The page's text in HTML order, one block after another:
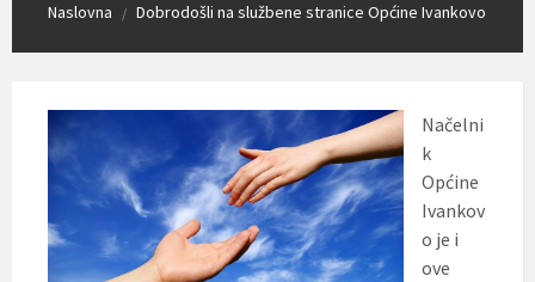
Naslovna / Dobrodošli na službene stranice Općine Ivankovo
Načelni
k
Općine
Ivankov
o je i
ove